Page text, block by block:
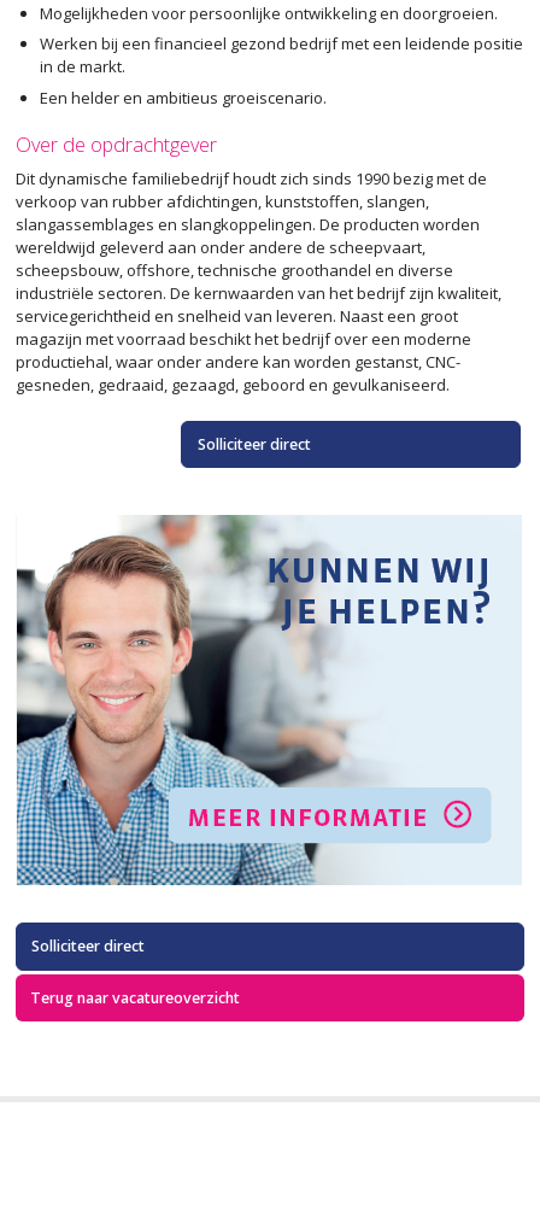
Mogelijkheden voor persoonlijke ontwikkeling en doorgroeien.
Werken bij een financieel gezond bedrijf met een leidende positie
in de markt.
Een helder en ambitieus groeiscenario.
Over de opdrachtgever
Dit dynamische familiebedrijf houdt zich sinds 1990 bezig met de
verkoop van rubber afdichtingen, kunststoffen, slangen,
slangassemblages en slangkoppelingen. De producten worden
wereldwijd geleverd aan onder andere de scheepvaart,
scheepsbouw, offshore, technische groothandel en diverse
industriële sectoren. De kernwaarden van het bedrijf zijn kwaliteit,
servicegerichtheid en snelheid van leveren. Naast een groot
magazijn met voorraad beschikt het bedrijf over een moderne
productiehal, waar onder andere kan worden gestanst, CNC-
gesneden, gedraaid, gezaagd, geboord en gevulkaniseerd.
Solliciteer direct
Solliciteer direct
Terug naar vacatureoverzicht